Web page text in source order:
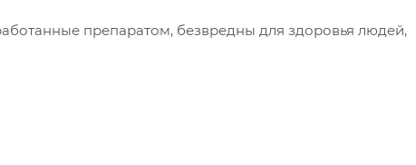
препаратом, безвредны для здоровья людей,